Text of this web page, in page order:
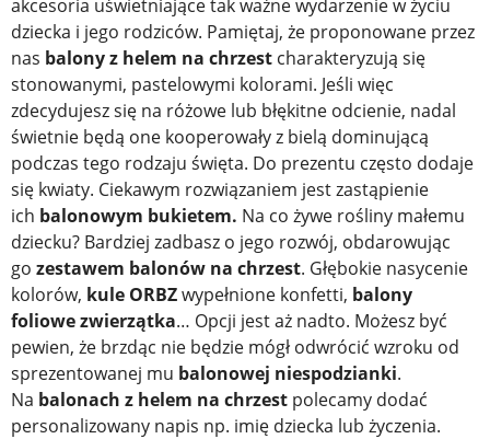
akcesoria uświetniające tak ważne wydarzenie w życiu
dziecka i jego rodziców. Pamiętaj, że proponowane przez
nas balony z helem na chrzest charakteryzują się
stonowanymi, pastelowymi kolorami. Jeśli więc
zdecydujesz się na różowe lub błękitne odcienie, nadal
świetnie będą one kooperowały z bielą dominującą
podczas tego rodzaju święta. Do prezentu często dodaje
się kwiaty. Ciekawym rozwiązaniem jest zastąpienie
ich balonowym bukietem. Na co żywe rośliny małemu
dziecku? Bardziej zadbasz o jego rozwój, obdarowując
go zestawem balonów na chrzest. Głębokie nasycenie
kolorów, kule ORBZwypełnione konfetti, balony
foliowezwierzątka… Opcji jest aż nadto. Możesz być
pewien, że brzdąc nie będzie mógł odwrócić wzroku od
sprezentowanej mu balonowej niespodzianki.
Na balonach z helem na chrzest polecamy dodać
personalizowany napis np. imię dziecka lub życzenia.